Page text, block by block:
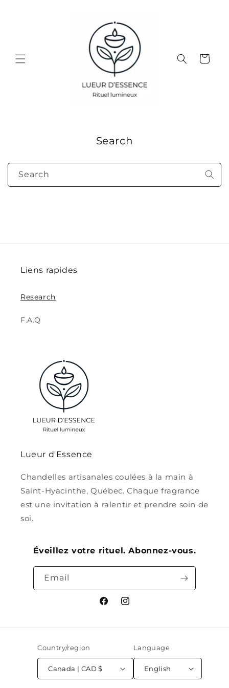
Cart
Search
Search
Liens rapides
Research
F.A.Q
Lueur d'Essence
Chandelles artisanales coulées à la main à
Saint-Hyacinthe, Québec. Chaque fragrance
est une invitation à ralentir et prendre soin de
soi.
Éveillez votre rituel. Abonnez-vous.
Email
FacebookInstagram
Country/region
Canada | CAD $
Language
English